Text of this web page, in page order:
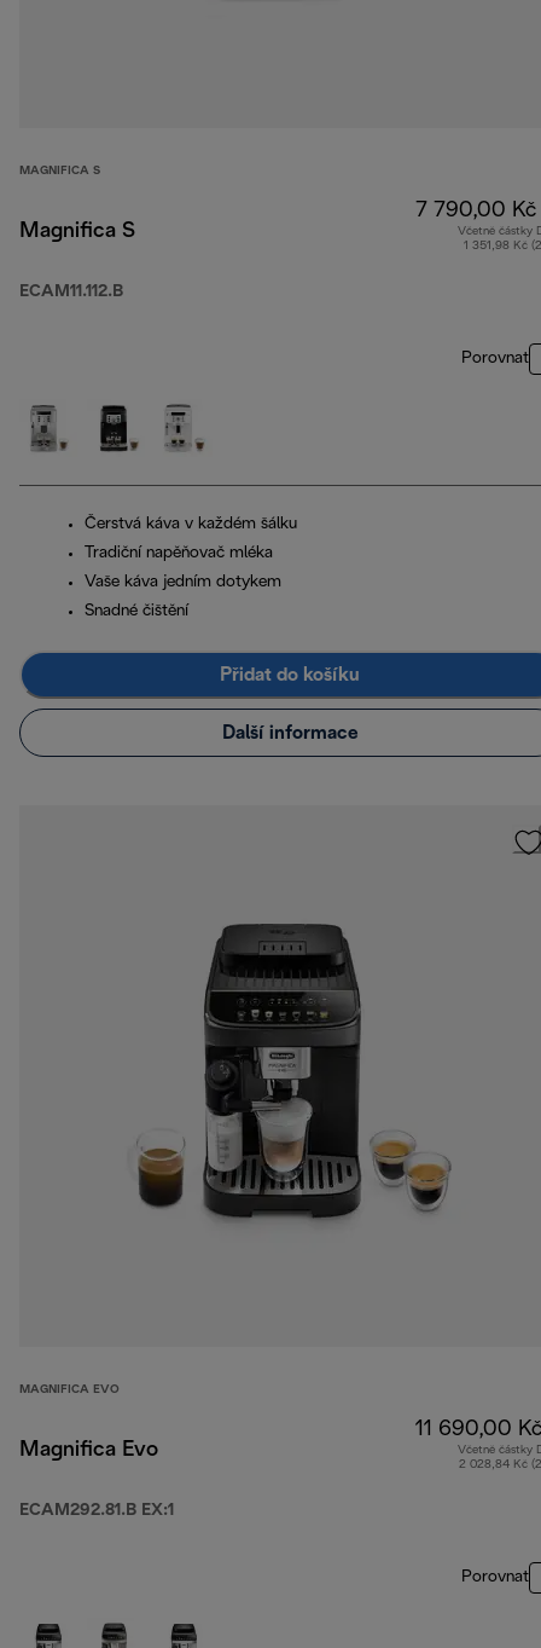
MAGNIFICA S
Magnifica S
ECAM11.112.B
7 790,00 Kč
Včetně částky
1 351,98 Kč
Porovnat
Čerstvá káva v každém šálku
Tradiční napěňovač mléka
Vaše káva jedním dotykem
Snadné čištění
Přidat do košíku
Další informace
MAGNIFICA EVO
Magnifica Evo
ECAM292.81.B EX:1
11 690,00 Kč
Včetně částky
2 028,84 Kč
Porovnat